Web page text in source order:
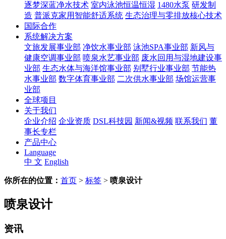
逐梦深蓝净水技术 室内泳池恒温恒湿 1480水泵 研发制
造 普派克家用智能舒适系统 生态治理与零排放核心技术
国际合作
系统解决方案
文旅发展事业部 净饮水事业部 泳池SPA事业部 新风与
健康空调事业部 喷泉水艺事业部 废水回用与湿地建设事
业部 生态水体与海洋馆事业部 别墅行业事业部 节能热
水事业部 数字体育事业部 二次供水事业部 场馆运营事
业部
全球项目
关于我们
企业介绍 企业资质 DSL科技园 新闻&视频 联系我们 董
事长专栏
产品中心
Language
中 文 English
你所在的位置： 首页 > 标签 > 喷泉设计
喷泉设计
资讯